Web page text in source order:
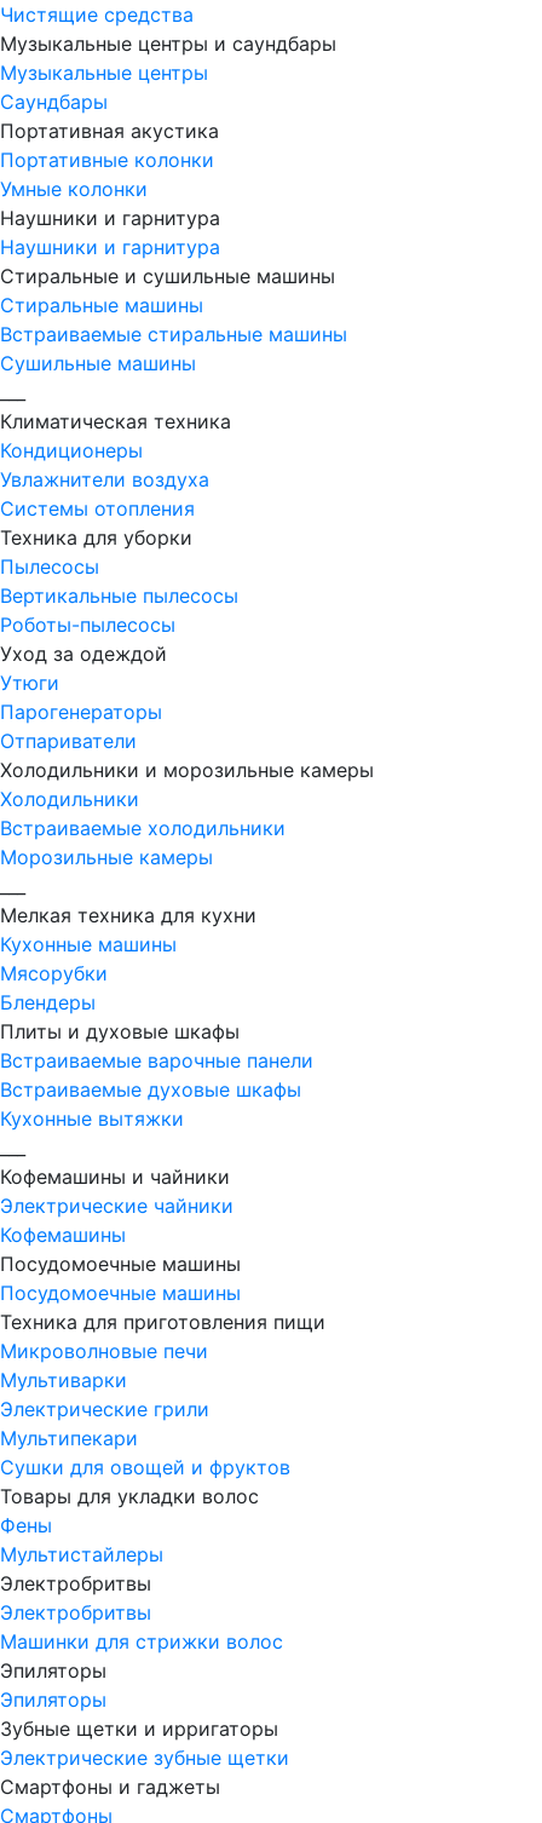
Чистящие средства
Музыкальные центры и саундбары
Музыкальные центры
Саундбары
Портативная акустика
Портативные колонки
Умные колонки
Наушники и гарнитура
Наушники и гарнитура
Стиральные и сушильные машины
Стиральные машины
Встраиваемые стиральные машины
Сушильные машины
Климатическая техника
Кондиционеры
Увлажнители воздуха
Системы отопления
Техника для уборки
Пылесосы
Вертикальные пылесосы
Роботы-пылесосы
Уход за одеждой
Утюги
Парогенераторы
Отпариватели
Холодильники и морозильные камеры
Холодильники
Встраиваемые холодильники
Морозильные камеры
Мелкая техника для кухни
Кухонные машины
Мясорубки
Блендеры
Плиты и духовые шкафы
Встраиваемые варочные панели
Встраиваемые духовые шкафы
Кухонные вытяжки
Кофемашины и чайники
Электрические чайники
Кофемашины
Посудомоечные машины
Посудомоечные машины
Техника для приготовления пищи
Микроволновые печи
Мультиварки
Электрические грили
Мультипекари
Сушки для овощей и фруктов
Товары для укладки волос
Фены
Мультистайлеры
Электробритвы
Электробритвы
Машинки для стрижки волос
Эпиляторы
Эпиляторы
Зубные щетки и ирригаторы
Электрические зубные щетки
Смартфоны и гаджеты
Смартфоны